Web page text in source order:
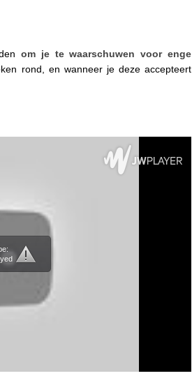
om je te waarschuwen voor enge
rond, en wanneer je deze accepteert